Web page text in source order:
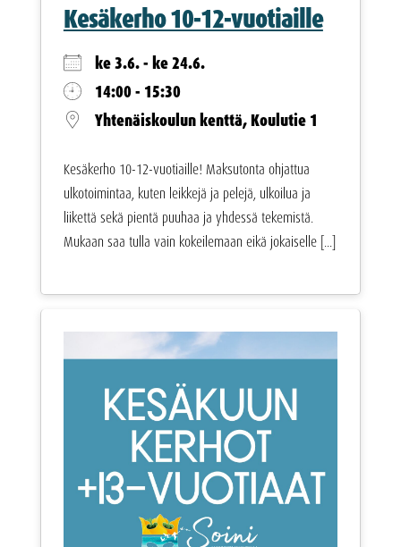
Kesäkerho 10-12-vuotiaille
ke 3.6. - ke 24.6.
14:00 - 15:30
Yhtenäiskoulun kenttä, Koulutie 1
Kesäkerho 10-12-vuotiaille! Maksutonta ohjattua
ulkotoimintaa, kuten leikkejä ja pelejä, ulkoilua ja
liikettä sekä pientä puuhaa ja yhdessä tekemistä.
Mukaan saa tulla vain kokeilemaan eikä jokaiselle [...]